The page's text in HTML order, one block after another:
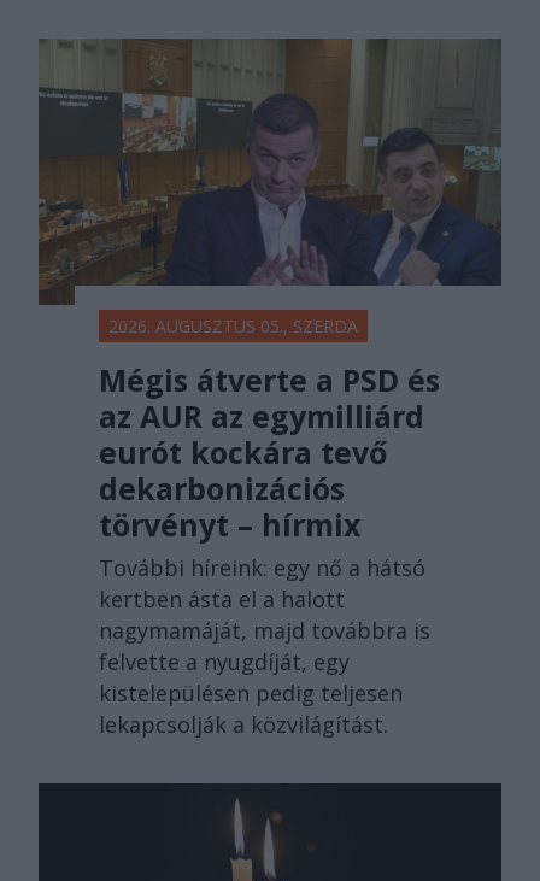
2026. AUGUSZTUS 05., SZERDA
Mégis átverte a PSD és
az AUR az egymilliárd
eurót kockára tevő
dekarbonizációs
törvényt – hírmix
További híreink: egy nő a hátsó
kertben ásta el a halott
nagymamáját, majd továbbra is
felvette a nyugdíját, egy
kistelepülésen pedig teljesen
lekapcsolják a közvilágítást.